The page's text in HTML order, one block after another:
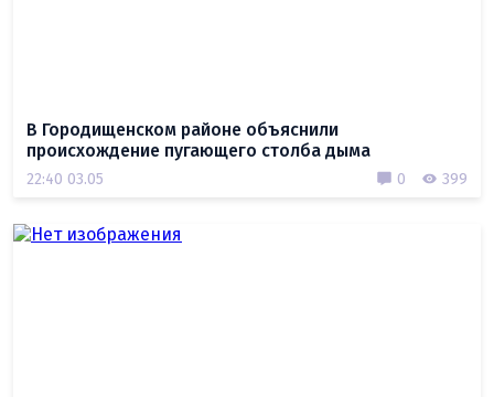
В Городищенском районе объяснили
происхождение пугающего столба дыма
22:40 03.05 0 399